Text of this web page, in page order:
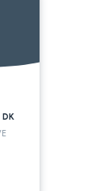
DK